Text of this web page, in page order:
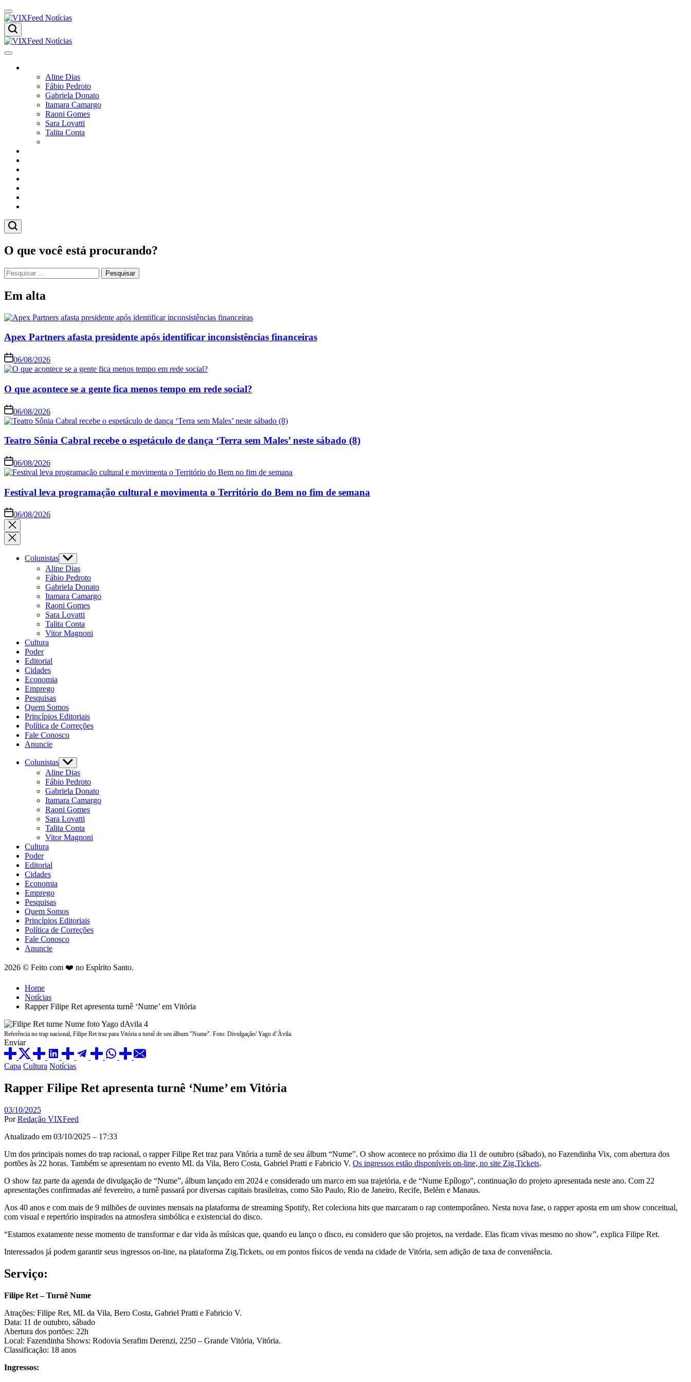
Skip
to
content
VIXFeed
Notícias
VIXFeed
NotíciasAline Dias
Fábio Pedroto
Gabriela Donato
Itamara Camargo
Raoni Gomes
Sara Lovatti
Talita Conta
O que você está procurando?
Pesquisar
por:
Em alta
Apex Partners afasta presidente após identificar inconsistências financeiras
06/08/2026
O que acontece se a gente fica menos tempo em rede social?
06/08/2026
Teatro Sônia Cabral recebe o espetáculo de dança ‘Terra sem Males’ neste sábado (8)
06/08/2026
Festival leva programação cultural e movimenta o Território do Bem no fim de semana
06/08/2026
Close
search
Colunistas Show
sub
menu
Aline Dias
Fábio Pedroto
Gabriela Donato
Itamara Camargo
Raoni Gomes
Sara Lovatti
Talita Conta
Vitor Magnoni
Cultura
Poder
Editorial
Cidades
Economia
Emprego
Pesquisas
Quem Somos
Princípios Editoriais
Política de Correções
Fale Conosco
Anuncie
Colunistas Show
sub
menu
Aline Dias
Fábio Pedroto
Gabriela Donato
Itamara Camargo
Raoni Gomes
Sara Lovatti
Talita Conta
Vitor Magnoni
Cultura
Poder
Editorial
Cidades
Economia
Emprego
Pesquisas
Quem Somos
Princípios Editoriais
Política de Correções
Fale Conosco
Anuncie
2026 © Feito com ❤️ no Espírito Santo.
Home
Notícias
Rapper Filipe Ret apresenta turnê ‘Nume’ em Vitória
Referência no trap nacional, Filipe Ret traz para Vitória a turnê de seu álbum "Nume". Foto: Divulgação/ Yago d’Àvila.
Enviar
Posted
Capa Cultura Notícias
Rapper Filipe Ret apresenta turnê ‘Nume’ em Vitória
03/10/2025
Por Redação VIXFeed
Atualizado em 03/10/2025 – 17:33
Um dos principais nomes do trap racional, o rapper Filipe Ret traz para Vitória a turnê de seu álbum “Nume”. O show acontece no próximo dia 11 de outubro (sábado), no Fazendinha Vix, com abertura dos
portões às 22 horas. Também se apresentam no evento ML da Vila, Bero Costa, Gabriel Pratti e Fabricio V. Os ingressos estão disponíveis on-line, no site Zig.Tickets.
O show faz parte da agenda de divulgação de “Nume”, álbum lançado em 2024 e considerado um marco em sua trajetória, e de “Nume Epílogo”, continuação do projeto apresentada neste ano. Com 22
apresentações confirmadas até fevereiro, a turnê passará por diversas capitais brasileiras, como São Paulo, Rio de Janeiro, Recife, Belém e Manaus.
Aos 40 anos e com mais de 9 milhões de ouvintes mensais na plataforma de streaming Spotify, Ret coleciona hits que marcaram o rap contemporâneo. Nesta nova fase, o rapper aposta em um show conceitual,
com visual e repertório inspirados na atmosfera simbólica e existencial do disco.
“Estamos exatamente nesse momento de transformar e dar vida às músicas que, quando eu lanço o disco, eu considero que são projetos, na verdade. Elas ficam vivas mesmo no show”, explica Filipe Ret.
Interessados já podem garantir seus ingressos on-line, na plataforma Zig.Tickets, ou em pontos físicos de venda na cidade de Vitória, sem adição de taxa de conveniência.
Serviço:
Filipe Ret – Turnê Nume
Atrações: Filipe Ret, ML da Vila, Bero Costa, Gabriel Pratti e Fabricio V.
Data: 11 de outubro, sábado
Abertura dos portões: 22h
Local: Fazendinha Shows: Rodovia Serafim Derenzi, 2250 – Grande Vitória, Vitória.
Classificação: 18 anos
Ingressos: